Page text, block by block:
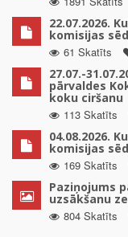
22.07.2026.
komisijas
61 Skatīts
27.07.-
pārvaldes
koku ciršanu
113 Skatīts
04.08.2026.
komisijas
169 Skatīts
Paziņojums
uzsākšanu
804 Skatīts